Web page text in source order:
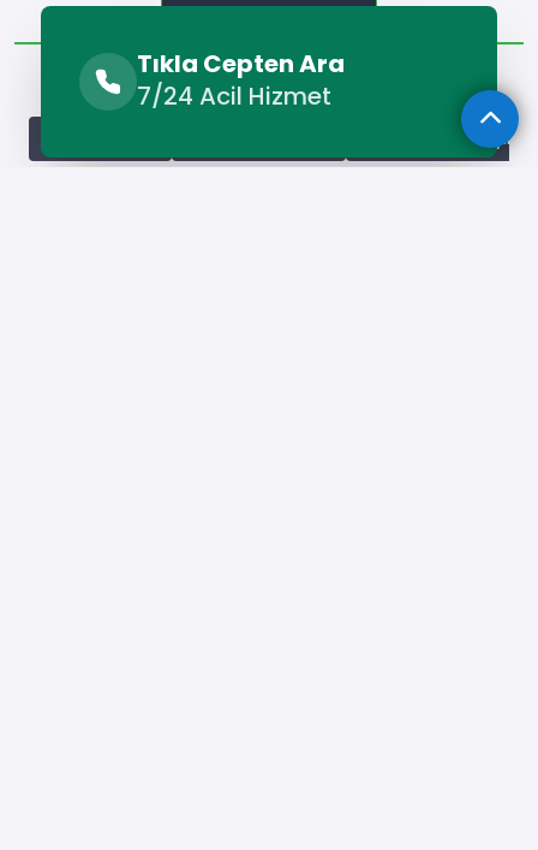
Tıkla Cepten Ara
7/24 Acil Hizmet
Diğer Lokasyonlar
Diğer Lokasyonlar
Afyonkarahisar